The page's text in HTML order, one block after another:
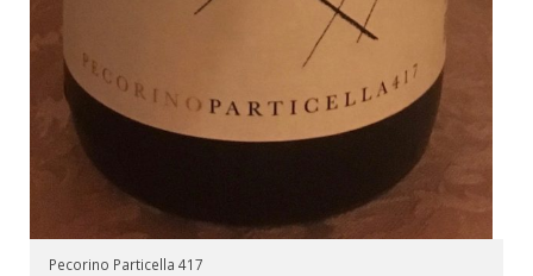
Pecorino Particella 417